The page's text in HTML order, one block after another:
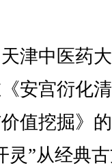
津中医药
安宫衍化
值挖掘》
灵”从经典